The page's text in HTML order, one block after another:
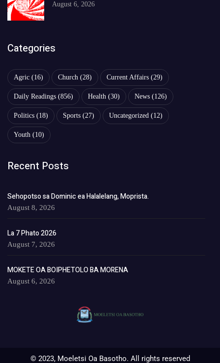
August 6, 2026
Categories
Agric (16) Church (28) Current Affairs (29)
Daily Readings (856) Health (30) News (126)
Politics (18) Sports (27) Uncategorized (12)
Youth (10)
Recent Posts
Sehopotso sa Dominic ea Halalelang, Moprista.
August 8, 2026
La 7 Phato 2026
August 7, 2026
MOKETE OA BOIPHETOLO BA MORENA
August 6, 2026
© 2023, Moeletsi Oa Basotho. All rights reserved